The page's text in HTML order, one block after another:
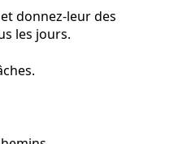
donnez-leur des
les jours.